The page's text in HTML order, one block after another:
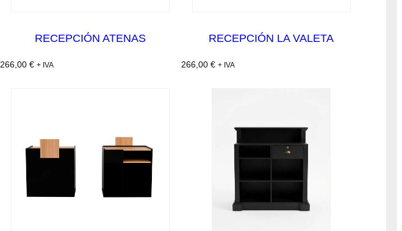
RECEPCIÓN ATENAS
266,00€ + IVA
RECEPCIÓN LA VALETA
266,00 € + IVA